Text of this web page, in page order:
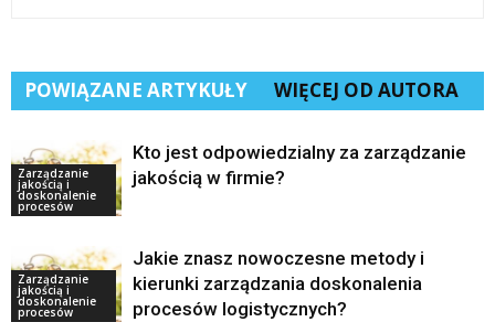
POWIĄZANE ARTYKUŁY WIĘCEJ OD AUTORA
Zarządzanie
jakością i
doskonalenie
procesów
Kto jest odpowiedzialny za zarządzanie
jakością w firmie?
Zarządzanie
jakością i
doskonalenie
procesów
Jakie znasz nowoczesne metody i
kierunki zarządzania doskonalenia
procesów logistycznych?